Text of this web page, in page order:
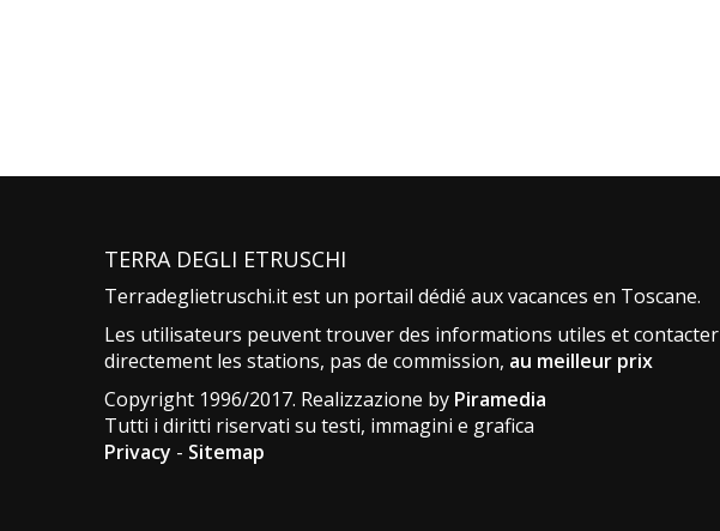
TERRA DEGLI ETRUSCHI
Terradeglietruschi.it est un portail dédié aux vacances en Toscane.
Les utilisateurs peuvent trouver des informations utiles et contacter
directement les stations, pas de commission, au meilleur prix
Copyright 1996/2017. Realizzazione by Piramedia
Tutti i diritti riservati su testi, immagini e grafica
Privacy - Sitemap